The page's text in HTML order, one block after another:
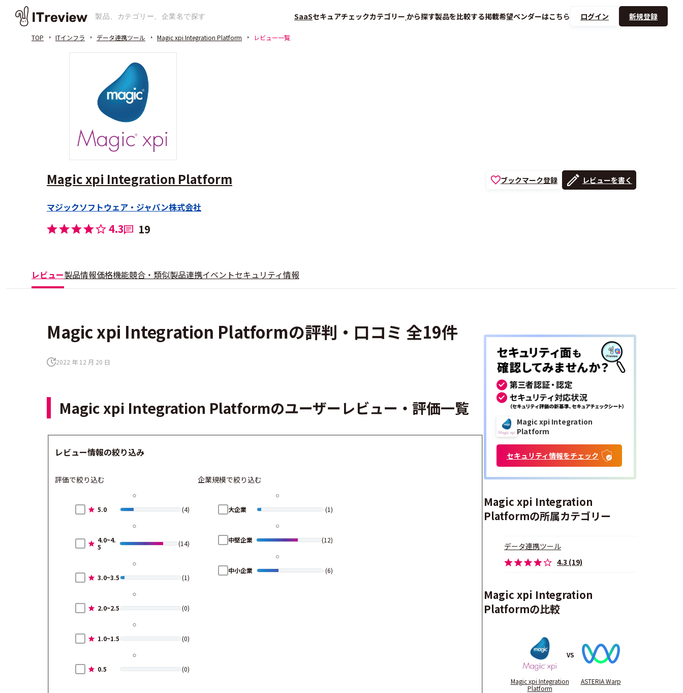
SaaSセキュアチェックカテゴリー から探す製品を比較する掲載希望ベンダーはこちら ログイン 新規登録
TOP ITインフラ データ連携ツール Magic xpi Integration Platform レビュー一覧
Magic xpi Integration Platform
マジックソフトウェア・ジャパン株式会社
4.3 19
ブックマーク登録 レビューを書く
レビュー製品情報価格機能競合・類似製品連携イベントセキュリティ情報
Magic xpi Integration Platformの評判・口コミ 全19件
2022 年 12 月 20 日
Magic xpi Integration Platformのユーザーレビュー・評価一覧
レビュー情報の絞り込み
評価で絞り込む
5.0 (4)
4.0~4.
5
(14)
3.0~3.5 (1)
2.0~2.5 (0)
1.0~1.5 (0)
0.5 (0)
企業規模で絞り込む
大企業 (1)
中堅企業 (12)
中小企業 (6)
Magic xpi Integration
Platform
セキュリティ情報をチェック
Magic xpi Integration
Platformの所属カテゴリー
データ連携ツール
4.3 (19)
Magic xpi Integration
Platformの比較
Magic xpi Integration
Platform
VS
ASTERIA Warp